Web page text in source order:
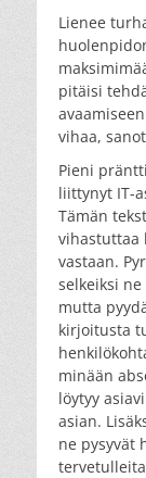
Lienee
pitäisi
vihaa,
Pieni
liittynyt IT-
Tämän
vihastuttaa
vastaan.
selkeiksi
mutta
kirjoitusta
minään
löytyy
asian.
ne pysyvät